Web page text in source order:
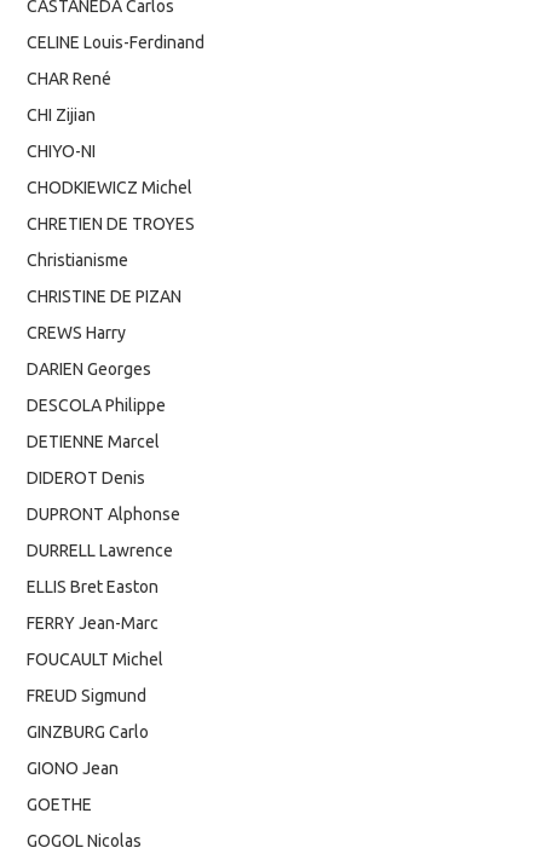
CASTANEDA Carlos
CELINE Louis-Ferdinand
CHAR René
CHI Zijian
CHIYO-NI
CHODKIEWICZ Michel
CHRETIEN DE TROYES
Christianisme
CHRISTINE DE PIZAN
CREWS Harry
DARIEN Georges
DESCOLA Philippe
DETIENNE Marcel
DIDEROT Denis
DUPRONT Alphonse
DURRELL Lawrence
ELLIS Bret Easton
FERRY Jean-Marc
FOUCAULT Michel
FREUD Sigmund
GINZBURG Carlo
GIONO Jean
GOETHE
GOGOL Nicolas